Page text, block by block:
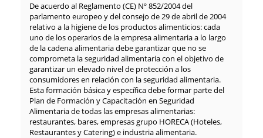
De acuerdo al Reglamento (CE) Nº 852/2004 del
parlamento europeo y del consejo de 29 de abril de 2004
relativo a la higiene de los productos alimenticios: cada
uno de los operarios de la empresa alimentaria a lo largo
de la cadena alimentaria debe garantizar que no se
comprometa la seguridad alimentaria con el objetivo de
garantizar un elevado nivel de protección a los
consumidores en relación con la seguridad alimentaria.
Esta formación básica y específica debe formar parte del
Plan de Formación y Capacitación en Seguridad
Alimentaria de todas las empresas alimentarias:
restaurantes, bares, empresas grupo HORECA (Hoteles,
Restaurantes y Catering) e industria alimentaria.